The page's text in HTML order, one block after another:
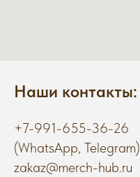
Наши контакты:
+7-991-655-36-26
(WhatsApp, Telegram)
zakaz@merch-hub.ru